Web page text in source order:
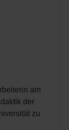
am
der
zu